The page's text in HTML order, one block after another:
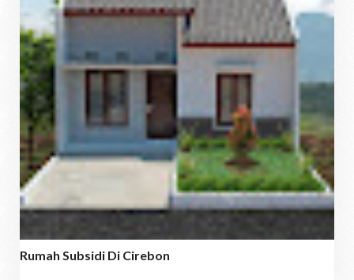
Rumah Subsidi Di Cirebon